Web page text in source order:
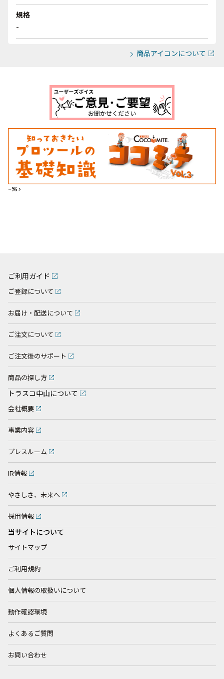
規格
-
商品アイコンについて
--%>
ご利用ガイド
ご登録について
お届け・配送について
ご注文について
ご注文後のサポート
商品の探し方
トラスコ中山について
会社概要
事業内容
プレスルーム
IR情報
やさしさ、未来へ
採用情報
当サイトについて
サイトマップ
ご利用規約
個人情報の取扱いについて
動作確認環境
よくあるご質問
お問い合わせ